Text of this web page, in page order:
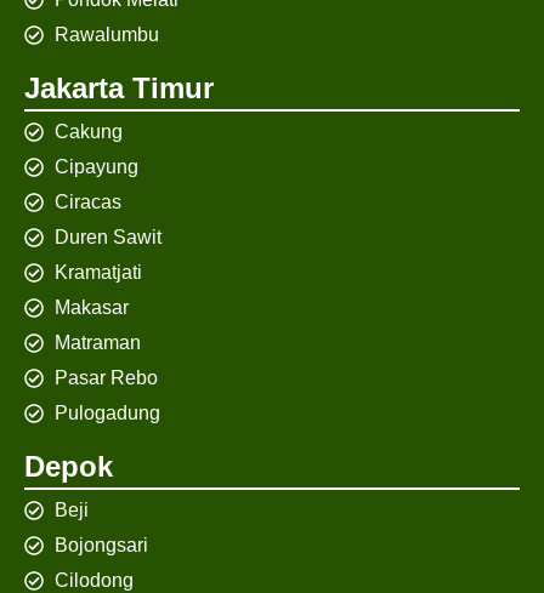
Rawalumbu
Jakarta Timur
Cakung
Cipayung
Ciracas
Duren Sawit
Kramatjati
Makasar
Matraman
Pasar Rebo
Pulogadung
Depok
Beji
Bojongsari
Cilodong